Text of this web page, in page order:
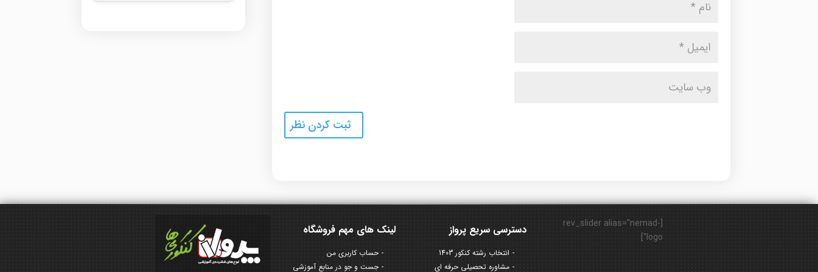
لینک های مهم فروشگاه
حساب کاربری من
جست و جو در منابع آموزشی
دسترسی سریع پرواز
انتخاب رشته کنکور 1403
مشاوره تحصیلی حرفه ای
[rev_slider alias="nemad-
logo"]